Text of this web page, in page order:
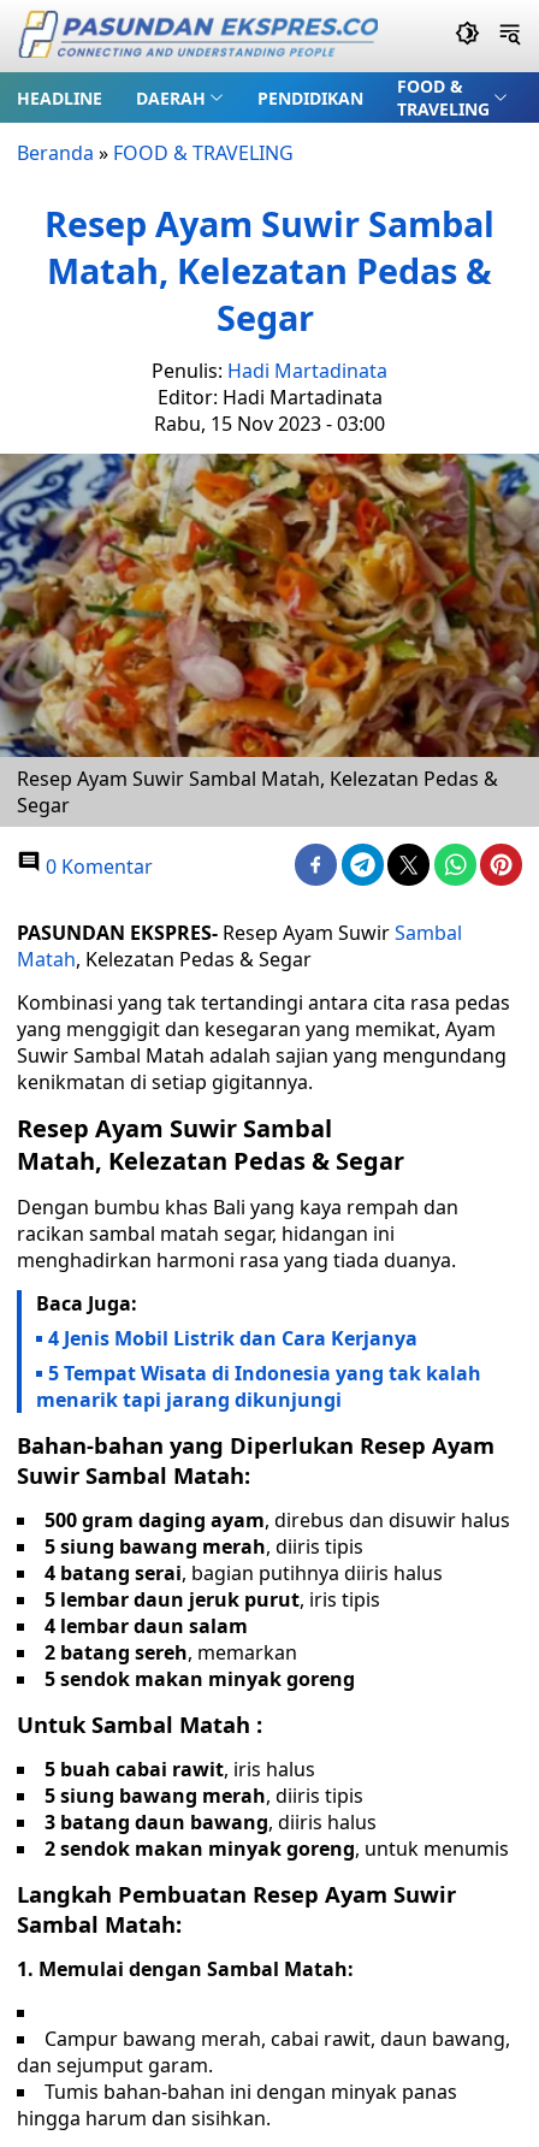
HEADLINE DAERAH PENDIDIKAN
FOOD &
TRAVELING
Beranda » FOOD & TRAVELING
Resep Ayam Suwir Sambal
Matah, Kelezatan Pedas &
Segar
Penulis: Hadi Martadinata
Editor: Hadi Martadinata
Rabu, 15 Nov 2023 - 03:00
Resep Ayam Suwir Sambal Matah, Kelezatan Pedas &
Segar
0 Komentar
PASUNDAN EKSPRES- Resep Ayam SuwirSambal
Matah, Kelezatan Pedas & Segar
Kombinasi yang tak tertandingi antara cita rasa pedas
yang menggigit dan kesegaran yang memikat, Ayam
Suwir Sambal Matah adalah sajian yang mengundang
kenikmatan di setiap gigitannya.
Resep Ayam Suwir Sambal
Matah, Kelezatan Pedas & Segar
Dengan bumbu khas Bali yang kaya rempah dan
racikan sambal matah segar, hidangan ini
menghadirkan harmoni rasa yang tiada duanya.
Baca Juga:
4 Jenis Mobil Listrik dan Cara Kerjanya
5 Tempat Wisata di Indonesia yang tak kalah
menarik tapi jarang dikunjungi
Bahan-bahan yang Diperlukan Resep Ayam
Suwir Sambal Matah:
500 gram daging ayam, direbus dan disuwir halus
5 siung bawang merah, diiris tipis
4 batang serai, bagian putihnya diiris halus
5 lembar daun jeruk purut, iris tipis
4 lembar daun salam
2 batang sereh, memarkan
5 sendok makan minyak goreng
Untuk Sambal Matah :
5 buah cabai rawit, iris halus
5 siung bawang merah, diiris tipis
3 batang daun bawang, diiris halus
2 sendok makan minyak goreng, untuk menumis
Langkah Pembuatan Resep Ayam Suwir
Sambal Matah:
1. Memulai dengan Sambal Matah:
Campur bawang merah, cabai rawit, daun bawang,
dan sejumput garam.
Tumis bahan-bahan ini dengan minyak panas
hingga harum dan sisihkan.